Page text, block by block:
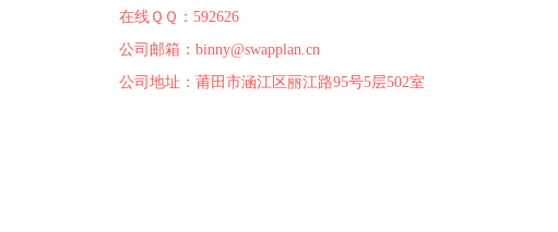
在线ＱＱ： 592626
公司邮箱：binny@swapplan.cn
公司地址：莆田市涵江区丽江路95号5层502室